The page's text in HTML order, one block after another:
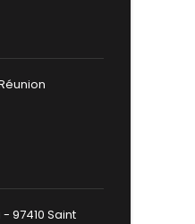
97410 Saint